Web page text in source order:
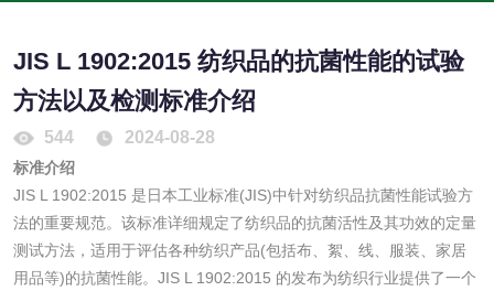
JIS L 1902:2015 纺织品的抗菌性能的试验
方法以及检测标准介绍
544 2024-08-28
标准介绍
JIS L 1902:2015 是日本工业标准(JIS)中针对纺织品抗菌性能试验方
法的重要规范。该标准详细规定了纺织品的抗菌活性及其功效的定量
测试方法，适用于评估各种纺织产品(包括布、絮、线、服装、家居
用品等)的抗菌性能。JIS L 1902:2015 的发布为纺织行业提供了一个
脱硫石膏检测
消毒产品